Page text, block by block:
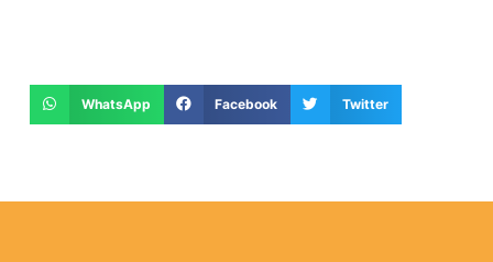
WhatsApp Facebook Twitter